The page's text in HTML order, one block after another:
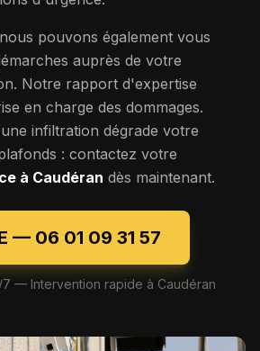
pouvons également vous
auprès de votre
Notre rapport d'expertise
en charge des dommages.
infiltration dégrade votre
: contactez votre
à Caudéran dès maintenant.
— 06 01 09 31 57
— Intervention rapide à Caudéran